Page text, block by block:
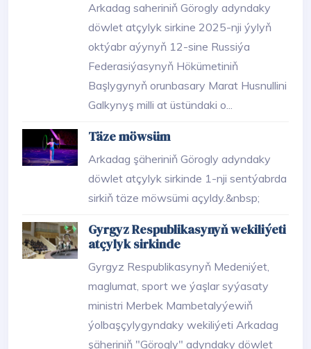
Arkadag saheriniň Görogly adyndaky
döwlet atçylyk sirkine 2025-nji ýylyň
oktýabr aýynyň 12-sine Russiýa
Federasiýasynyň Hökümetiniň
Başlygynyň orunbasary Marat Husnullini
Galkynyş milli at üstündaki o...
Täze möwsüm
Arkadag şäheriniň Görogly adyndaky
döwlet atçylyk sirkinde 1-nji sentýabrda
sirkiň täze möwsümi açyldy.&nbsp;
Gyrgyz Respublikasynyň wekiliýeti
atçylyk sirkinde
Gyrgyz Respublikasynyň Medeniýet,
maglumat, sport we ýaşlar syýasaty
ministri Merbek Mambetalyýewiň
ýolbaşçylygyndaky wekiliýeti Arkadag
şäheriniň "Görogly" adyndaky döwlet